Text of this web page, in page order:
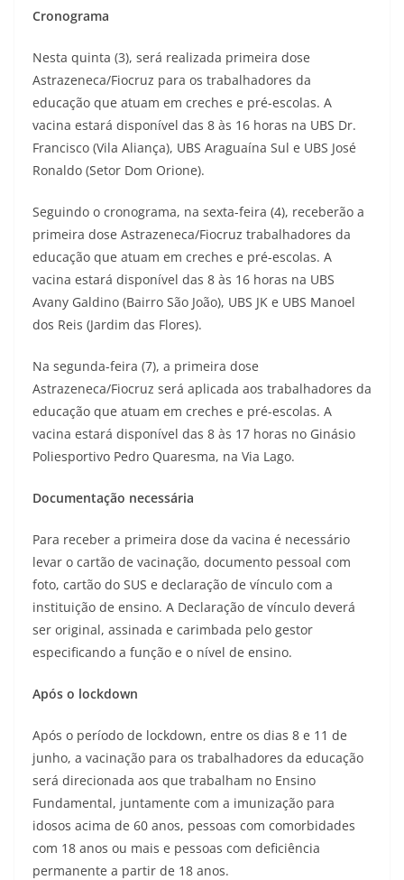
Cronograma
Nesta quinta (3), será realizada primeira dose
Astrazeneca/Fiocruz para os trabalhadores da
educação que atuam em creches e pré-escolas. A
vacina estará disponível das 8 às 16 horas na UBS Dr.
Francisco (Vila Aliança), UBS Araguaína Sul e UBS José
Ronaldo (Setor Dom Orione).
Seguindo o cronograma, na sexta-feira (4), receberão a
primeira dose Astrazeneca/Fiocruz trabalhadores da
educação que atuam em creches e pré-escolas. A
vacina estará disponível das 8 às 16 horas na UBS
Avany Galdino (Bairro São João), UBS JK e UBS Manoel
dos Reis (Jardim das Flores).
Na segunda-feira (7), a primeira dose
Astrazeneca/Fiocruz será aplicada aos trabalhadores da
educação que atuam em creches e pré-escolas. A
vacina estará disponível das 8 às 17 horas no Ginásio
Poliesportivo Pedro Quaresma, na Via Lago.
Documentação necessária
Para receber a primeira dose da vacina é necessário
levar o cartão de vacinação, documento pessoal com
foto, cartão do SUS e declaração de vínculo com a
instituição de ensino. A Declaração de vínculo deverá
ser original, assinada e carimbada pelo gestor
especificando a função e o nível de ensino.
Após o lockdown
Após o período de lockdown, entre os dias 8 e 11 de
junho, a vacinação para os trabalhadores da educação
será direcionada aos que trabalham no Ensino
Fundamental, juntamente com a imunização para
idosos acima de 60 anos, pessoas com comorbidades
com 18 anos ou mais e pessoas com deficiência
permanente a partir de 18 anos.